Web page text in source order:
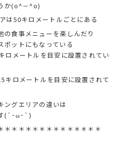
か(o^－^o)
は50キロメートルごとにある
食事メニューを楽しんだり
ポットにもなっている
ロメートルを目安に設置されてい
キロメートルを目安に設置されて
ングエリアの違いは
(´･ω･`)
＊＊＊＊＊＊＊＊＊＊＊＊＊＊